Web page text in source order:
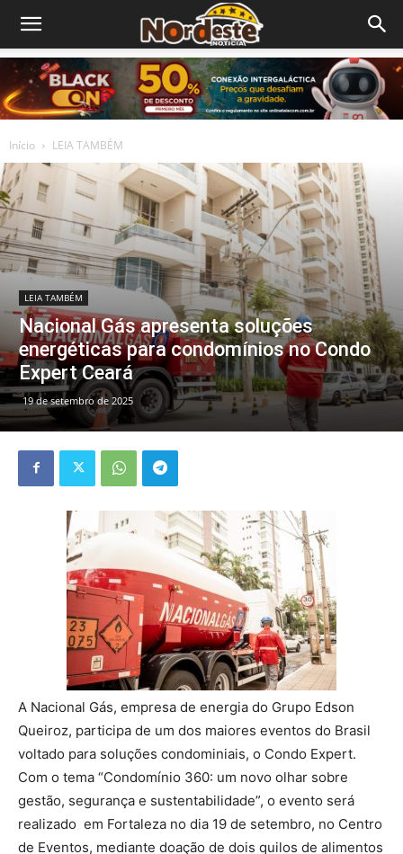
Início LEIA TAMBÉM
LEIA TAMBÉM
Nacional Gás apresenta soluções
energéticas para condomínios no Condo
Expert Ceará
19 de setembro de 2025
A Nacional Gás, empresa de energia do Grupo Edson
Queiroz, participa de um dos maiores eventos do Brasil
voltado para soluções condominiais, o Condo Expert.
Com o tema “Condomínio 360: um novo olhar sobre
gestão, segurança e sustentabilidade”, o evento será
realizado em Fortaleza no dia 19 de setembro, no Centro
de Eventos, mediante doação de dois quilos de alimentos